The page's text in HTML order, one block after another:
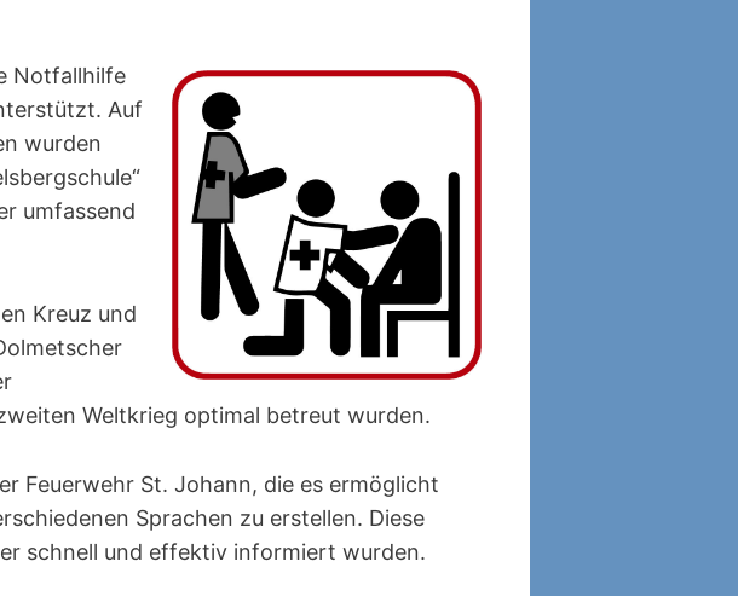
Notfallhilfe
Auf
wurden
umfassend
Kreuz und
Weltkrieg optimal betreut wurden.
Feuerwehr St. Johann, die es ermöglicht
Sprachen zu erstellen. Diese
schnell und effektiv informiert wurden.